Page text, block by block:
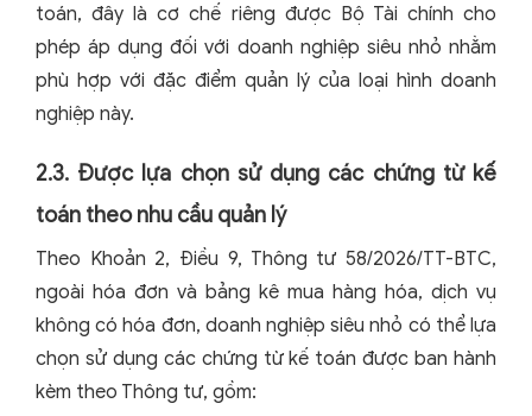
toán, đây là cơ chế riêng được Bộ Tài chính cho
phép áp dụng đối với doanh nghiệp siêu nhỏ nhằm
phù hợp với đặc điểm quản lý của loại hình doanh
nghiệp này.
2.3. Được lựa chọn sử dụng các chứng từ kế
toán theo nhu cầu quản lý
Theo Khoản 2, Điều 9, Thông tư 58/2026/TT-BTC,
ngoài hóa đơn và bảng kê mua hàng hóa, dịch vụ
không có hóa đơn, doanh nghiệp siêu nhỏ có thể lựa
chọn sử dụng các chứng từ kế toán được ban hành
kèm theo Thông tư, gồm: